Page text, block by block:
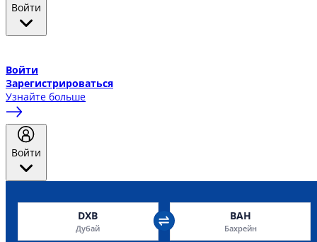
Войти
Войти
Зарегистрироваться
Узнайте больше
Войти
DXB
Дубай
BAH
Бахрейн